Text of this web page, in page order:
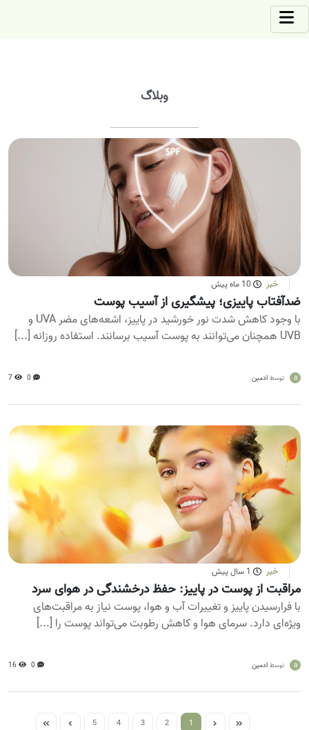
وبلاگ
خبر 10 ماه پیش
ضدآفتاب پاییزی؛ پیشگیری از آسیب پوست
با وجود کاهش شدت نور خورشید در پاییز، اشعه‌های مضر UVA و
UVB همچنان می‌توانند به پوست آسیب برسانند. استفاده روزانه [...]
a توسط ادمین 0
7
خبر 1 سال پیش
مراقبت از پوست در پاییز: حفظ درخشندگی در هوای سرد
با فرارسیدن پاییز و تغییرات آب و هوا، پوست نیاز به مراقبت‌های
ویژه‌ای دارد. سرمای هوا و کاهش رطوبت می‌تواند پوست را [...]
a توسط ادمین 0
16
1
2
3
4
5